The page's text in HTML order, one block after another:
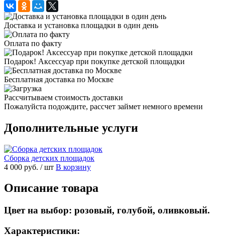
Доставка и установка площадки в один день
Оплата по факту
Подарок! Аксессуар при покупке детской площадки
Бесплатная доставка по Москве
Рассчитываем стоимость доставки
Пожалуйста подождите, рассчет займет немного времени
Дополнительные услуги
Сборка детских площадок
4 000 руб. / шт В корзину
Описание товара
Цвет на выбор: розовый, голубой, оливковый.
Характеристики: